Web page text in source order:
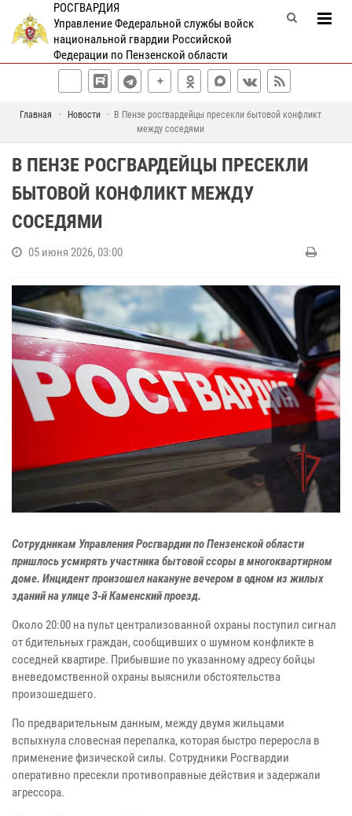
РОСГВАРДИЯ
Управление Федеральной службы войск
национальной гвардии Российской
Федерации по Пензенской области
Главная Новости
В Пензе росгвардейцы пресекли бытовой конфликт
между соседями
В ПЕНЗЕ РОСГВАРДЕЙЦЫ ПРЕСЕКЛИ
БЫТОВОЙ КОНФЛИКТ МЕЖДУ
СОСЕДЯМИ
05 июня 2026, 03:00
Сотрудникам Управления Росгвардии по Пензенской области
пришлось усмирять участника бытовой ссоры в многоквартирном
доме. Инцидент произошел накануне вечером в одном из жилых
зданий на улице 3-й Каменский проезд.
Около 20:00 на пульт централизованной охраны поступил сигнал
от бдительных граждан, сообщивших о шумном конфликте в
соседней квартире. Прибывшие по указанному адресу бойцы
вневедомственной охраны выяснили обстоятельства
произошедшего.
По предварительным данным, между двумя жильцами
вспыхнула словесная перепалка, которая быстро переросла в
применение физической силы. Сотрудники Росгвардии
оперативно пресекли противоправные действия и задержали
агрессора.